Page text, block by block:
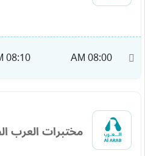
08:00 AM
08:10 AM
مختبرات العرب